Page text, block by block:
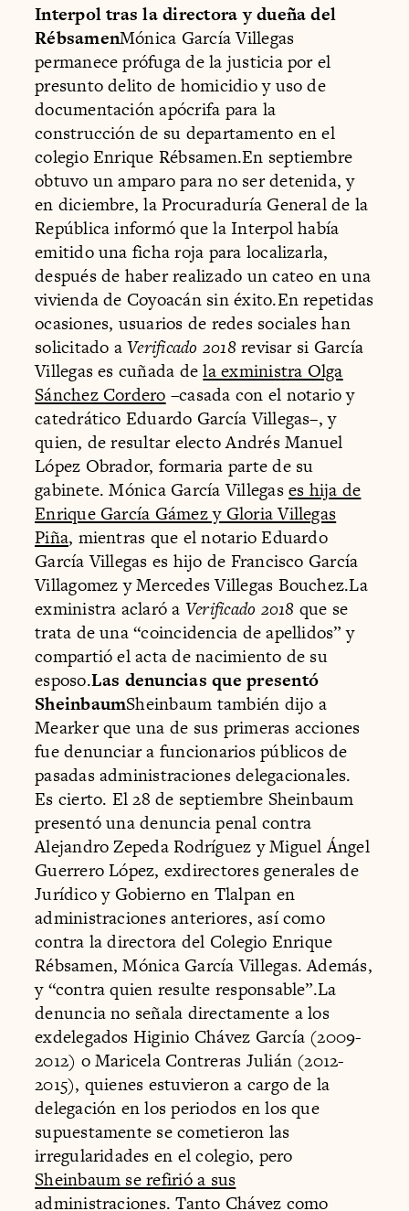
Interpol tras la directora y dueña del
RébsamenMónica García Villegas
permanece prófuga de la justicia por el
presunto delito de homicidio y uso de
documentación apócrifa para la
construcción de su departamento en el
colegio Enrique Rébsamen.En septiembre
obtuvo un amparo para no ser detenida, y
en diciembre, la Procuraduría General de la
República informó que la Interpol había
emitido una ficha roja para localizarla,
después de haber realizado un cateo en una
vivienda de Coyoacán sin éxito.En repetidas
ocasiones, usuarios de redes sociales han
solicitado aVerificado 2018 revisar si García
Villegas es cuñada dela exministra Olga
Sánchez Cordero –casada con el notario y
catedrático Eduardo García Villegas–, y
quien, de resultar electo Andrés Manuel
López Obrador, formaria parte de su
gabinete. Mónica García Villegases hija de
Enrique García Gámez y Gloria Villegas
Piña, mientras que el notario Eduardo
García Villegas es hijo de Francisco García
Villagomez y Mercedes Villegas Bouchez.La
exministra aclaró a Verificado 2018 que se
trata de una “coincidencia de apellidos” y
compartió el acta de nacimiento de su
esposo.Las denuncias que presentó
SheinbaumSheinbaum también dijo a
Mearker que una de sus primeras acciones
fue denunciar a funcionarios públicos de
pasadas administraciones delegacionales.
Es cierto. El 28 de septiembre Sheinbaum
presentó una denuncia penal contra
Alejandro Zepeda Rodríguez y Miguel Ángel
Guerrero López, exdirectores generales de
Jurídico y Gobierno en Tlalpan en
administraciones anteriores, así como
contra la directora del Colegio Enrique
Rébsamen, Mónica García Villegas. Además,
y “contra quien resulte responsable”.La
denuncia no señala directamente a los
exdelegados Higinio Chávez García (2009-
2012) o Maricela Contreras Julián (2012-
2015), quienes estuvieron a cargo de la
delegación en los periodos en los que
supuestamente se cometieron las
irregularidades en el colegio, pero
Sheinbaum se refirió a sus
administraciones. Tanto Chávez como